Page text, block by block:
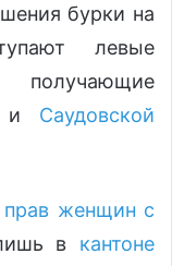
бурки на
левые
и Саудовской
прав женщин с
в кантоне